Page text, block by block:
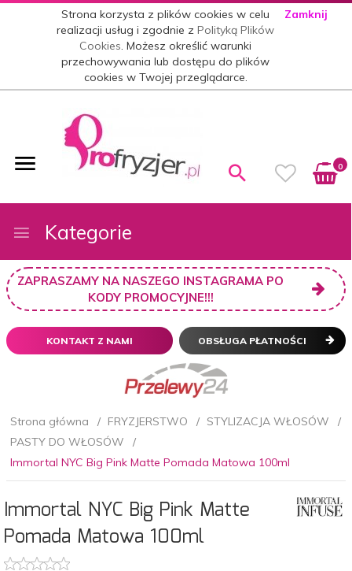
Strona korzysta z plików cookies w celu
realizacji usług i zgodnie zPolityką Plików
Cookies. Możesz określić warunki
przechowywania lub dostępu do plików
cookies w Twojej przeglądarce.
Zamknij
0
Kategorie
ZAPRASZAMY NA NASZEGO INSTAGRAMA PO
KODY PROMOCYJNE!!!
KONTAKT Z NAMI OBSŁUGA PŁATNOŚCI
Strona główna FRYZJERSTWO
STYLIZACJA WŁOSÓW
PASTY DO WŁOSÓW
Immortal NYC Big Pink Matte Pomada Matowa 100ml
Immortal NYC Big Pink Matte
Pomada Matowa 100ml